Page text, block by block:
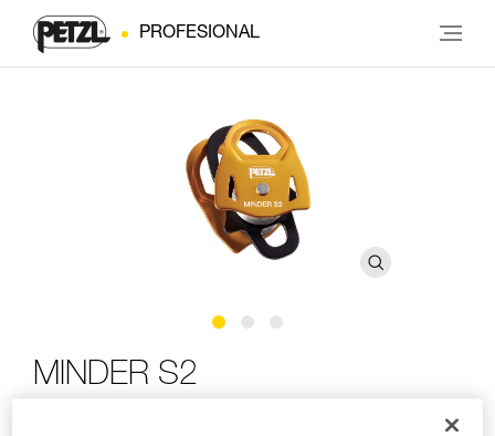
PROFESIONAL
MINDER S2